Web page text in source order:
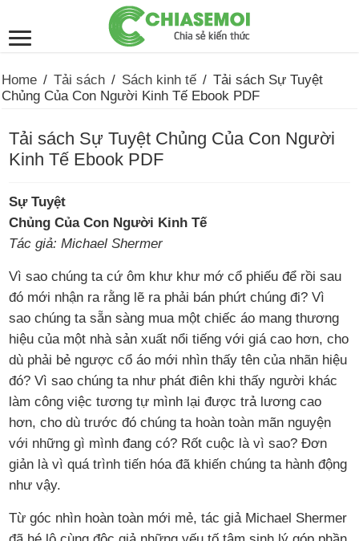
Home / Tải sách / Sách kinh tế / Tải sách Sự Tuyệt
Chủng Của Con Người Kinh Tế Ebook PDF
Tải sách Sự Tuyệt Chủng Của Con Người
Kinh Tế Ebook PDF
Sự Tuyệt
Chủng Của Con Người Kinh Tế
Tác giả: Michael Shermer
Vì sao chúng ta cứ ôm khư khư mớ cổ phiếu để rồi sau
đó mới nhận ra rằng lẽ ra phải bán phứt chúng đi? Vì
sao chúng ta sẵn sàng mua một chiếc áo mang thương
hiệu của một nhà sản xuất nổi tiếng với giá cao hơn, cho
dù phải bẻ ngược cổ áo mới nhìn thấy tên của nhãn hiệu
đó? Vì sao chúng ta như phát điên khi thấy người khác
làm công việc tương tự mình lại được trả lương cao
hơn, cho dù trước đó chúng ta hoàn toàn mãn nguyện
với những gì mình đang có? Rốt cuộc là vì sao? Đơn
giản là vì quá trình tiến hóa đã khiến chúng ta hành động
như vậy.
Từ góc nhìn hoàn toàn mới mẻ, tác giả Michael Shermer